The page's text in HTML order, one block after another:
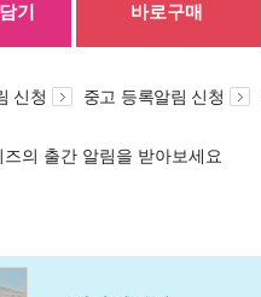
기 바로구매
신청 중고 등록알림 신청
의 출간 알림을 받아보세요